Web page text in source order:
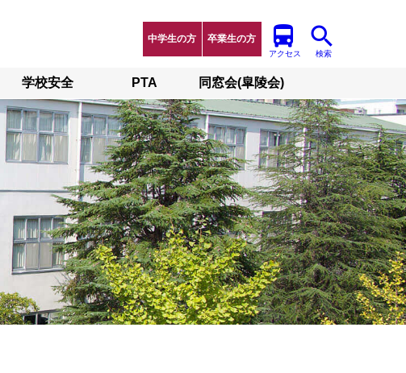
中学生の方 卒業生の方
アクセス 検索
学校安全 PTA 同窓会(皐陵会)